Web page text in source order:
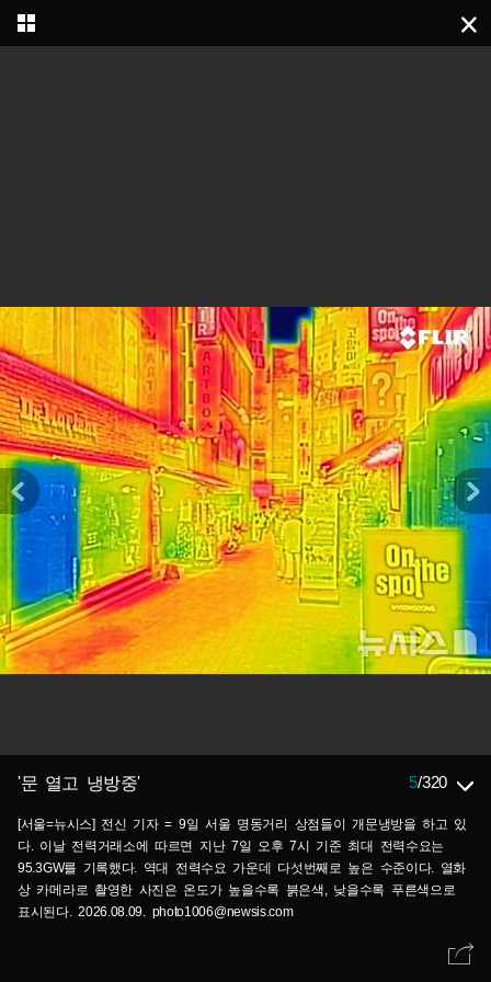
'문 열고 냉방중' 5/320
[서울=뉴시스] 전신 기자 = 9일 서울 명동거리 상점들이 개문냉방을 하고 있
다. 이날 전력거래소에 따르면 지난 7일 오후 7시 기준 최대 전력수요는
95.3GW를 기록했다. 역대 전력수요 가운데 다섯번째로 높은 수준이다. 열화
상 카메라로 촬영한 사진은 온도가 높을수록 붉은색, 낮을수록 푸른색으로
표시된다. 2026.08.09. photo1006@newsis.com